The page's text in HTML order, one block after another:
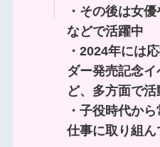
・その後は女
などで活躍中
・2024年には
ダー発売記念
ど、多方面で活
・子役時代か
仕事に取り組ん